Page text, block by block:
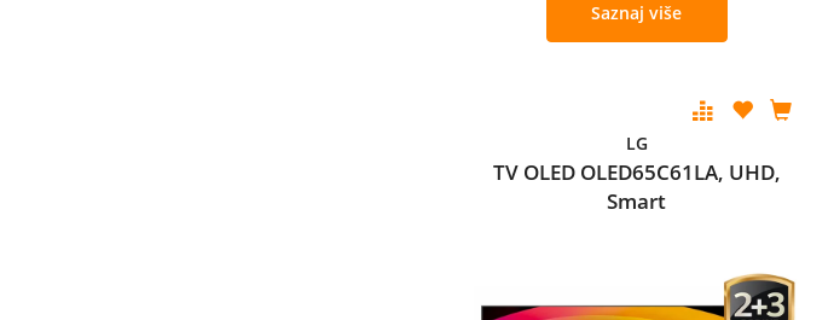
Saznaj više
LG
TV OLED OLED65C61LA, UHD,
Smart